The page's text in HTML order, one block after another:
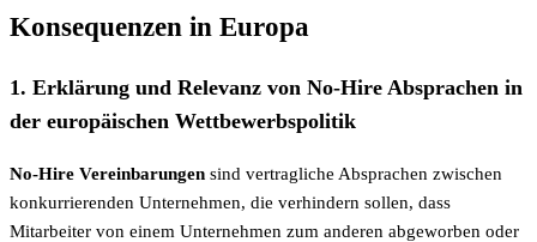
Konsequenzen in Europa
1. Erklärung und Relevanz von No-Hire Absprachen in
der europäischen Wettbewerbspolitik
No-Hire Vereinbarungen sind vertragliche Absprachen zwischen
konkurrierenden Unternehmen, die verhindern sollen, dass
Mitarbeiter von einem Unternehmen zum anderen abgeworben oder